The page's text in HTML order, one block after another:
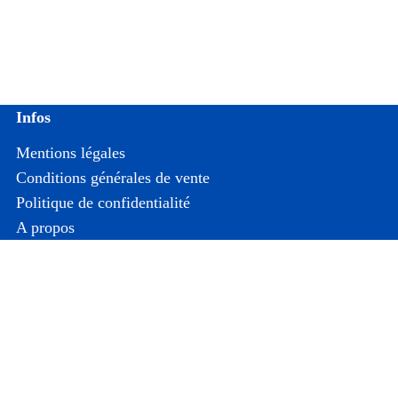
Infos
Mentions légales
Conditions générales de vente
Politique de confidentialité
A propos